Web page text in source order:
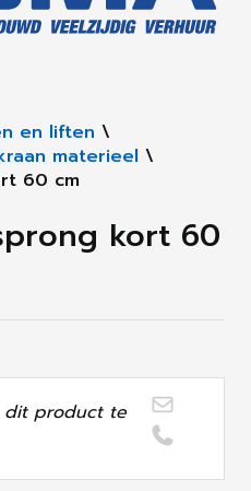
en liften \
materieel \
60 cm
kort 60
dit product te